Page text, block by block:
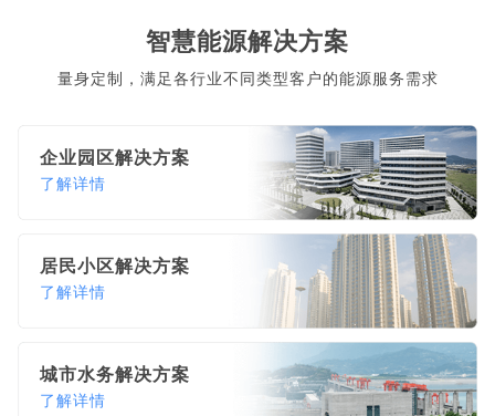
智慧能源解决方案
量身定制，满足各行业不同类型客户的能源服务需求
企业园区解决方案
了解详情
居民小区解决方案
了解详情
城市水务解决方案
了解详情